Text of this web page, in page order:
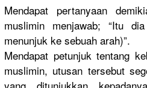
Mendapat pertanyaan
muslimin menjawab; “Itu
menunjuk ke sebuah arah)”.
Mendapat petunjuk tentang
muslimin, utusan tersebut